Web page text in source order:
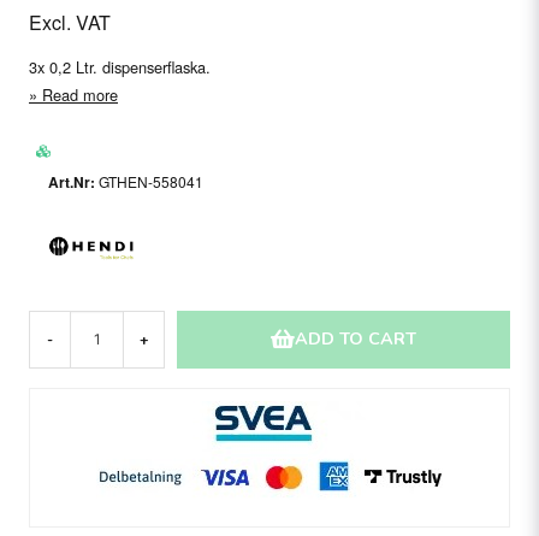
Excl. VAT
3x 0,2 Ltr. dispenserflaska.
Read more
GTHEN-558041
- + ADD TO CART